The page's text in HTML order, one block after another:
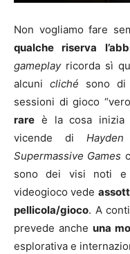
Non vogliamo fare
qualche riserva
gameplayricorda sì
alcuni cliché sono di
sessioni di gioco
rare è la cosa inizia
vicende di
Supermassive Games
sono dei visi noti e
videogioco vede
pellicola/gioco. A
prevede anche una
esplorativa e